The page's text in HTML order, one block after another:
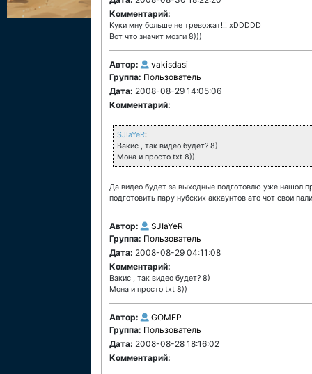
Комментарий:
Куки мну больше не тревожат!!! хDDDDD
Вот что значит мозги 8)))
Автор:
vakisdasi
Группа: Пользователь
Дата: 2008-08-29 14:05:06
Комментарий:
SJIaYeR:
Вакис , так видео будет? 8)
Мона и просто txt 8))
Да видео будет за выходные подготовлю уже нашол
подготовить пару нубских аккаунтов ато чот свои
Автор:
SJIaYeR
Группа: Пользователь
Дата: 2008-08-29 04:11:08
Комментарий:
Вакис , так видео будет? 8)
Мона и просто txt 8))
Автор:
GOMEP
Группа: Пользователь
Дата: 2008-08-28 18:16:02
Комментарий: